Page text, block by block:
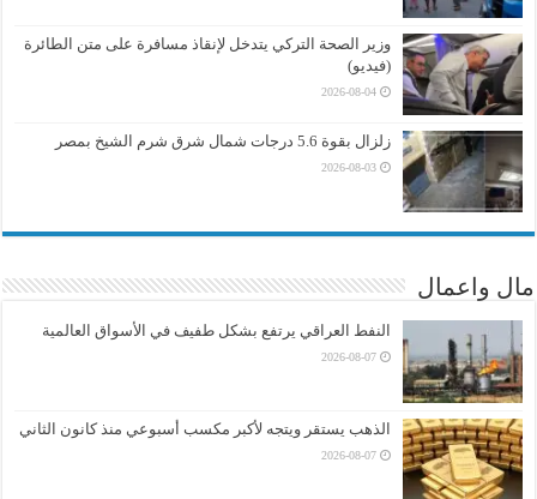
وزير الصحة التركي يتدخل لإنقاذ مسافرة على متن الطائرة
(فيديو)
2026-08-04
زلزال بقوة 5.6 درجات شمال شرق شرم الشيخ بمصر
2026-08-03
مال واعمال
النفط العراقي يرتفع بشكل طفيف في الأسواق العالمية
2026-08-07
الذهب يستقر ويتجه لأكبر مكسب أسبوعي منذ كانون الثاني
2026-08-07